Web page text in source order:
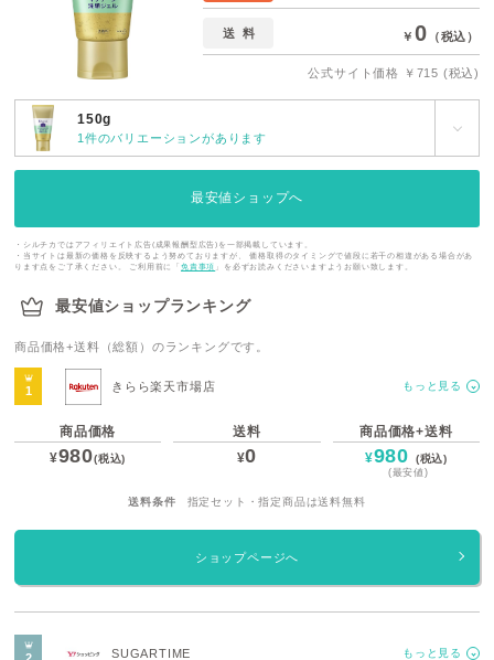
送料 ￥ 0 （税込）
公式サイト価格 ￥715 (税込)
150g
1件のバリエーションがあります
最安値ショップへ
・シルチカではアフィリエイト広告(成果報酬型広告)を一部掲載しています。
・当サイトは最新の価格を反映するよう努めておりますが、 価格取得のタイミングで値段に若干の相違がある場合があ
ります点をご了承ください。 ご利用前に「免責事項 」を必ずお読みくださいますようお願い致します。
最安値ショップランキング
商品価格+送料（総額）のランキングです。
きらら楽天市場店
商品価格+送料
¥980 (税込)
(最安値)
商品価格
¥980(税込)
送料
¥0
送料条件 指定セット・指定商品は送料無料
もっと見る
ショップページへ
SUGARTIME もっと見る